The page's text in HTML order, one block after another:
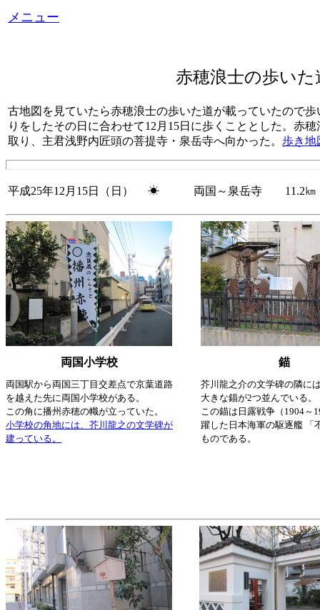
メニュー
赤穂浪士の歩
古地図を見ていたら赤穂浪士の歩いた道が載っていたので
りをしたその日に合わせて12月15日に歩くこととした。赤
取り、主君浅野内匠頭の菩提寺・泉岳寺へ向かった。 歩き地
平成25年12月15日（日） ☀ 両国～泉岳寺 11.2㎞
両国小学校 錨
両国駅から両国三丁目交差点で京葉道路
を越えた先に両国小学校がある。
この角に播州赤穂の幟が立っていた。
小学校の角地には、芥川龍之の文学碑が
建っている。
芥川龍之介の文学碑の隣に
大きな錨が2つ並んでいる。
この錨は日露戦争（1904～
躍した日本海軍の駆逐艦 「
ものである。